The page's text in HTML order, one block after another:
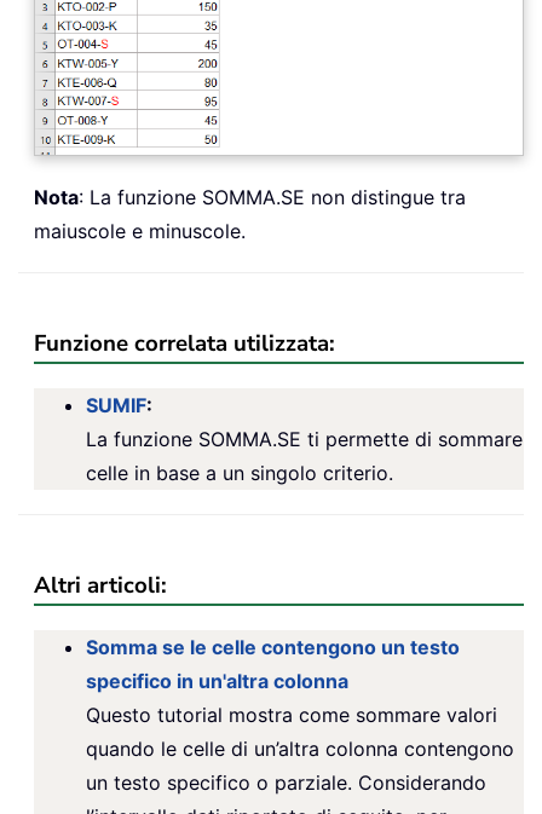
Nota: La funzione SOMMA.SE non distingue tra
maiuscole e minuscole.
Funzione correlata utilizzata:
SUMIF:
La funzione SOMMA.SE ti permette di sommare
celle in base a un singolo criterio.
Altri articoli:
Somma se le celle contengono un testo
specifico in un'altra colonna
Questo tutorial mostra come sommare valori
quando le celle di un’altra colonna contengono
un testo specifico o parziale. Considerando